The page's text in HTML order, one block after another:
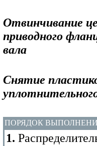
Отвинчивание
приводного
вала
Снятие
ПОРЯДОК
1.